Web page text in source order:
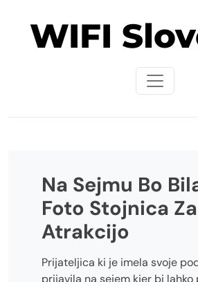
contentWIFI
Na Sejmu Bo
Foto Stojnica
Atrakcijo
Prijateljica ki je imela svoje
prijavila na sejem kjer bi